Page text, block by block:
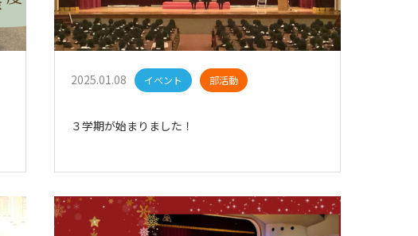
2025.01.08 イベント 部活動
３学期が始まりました！